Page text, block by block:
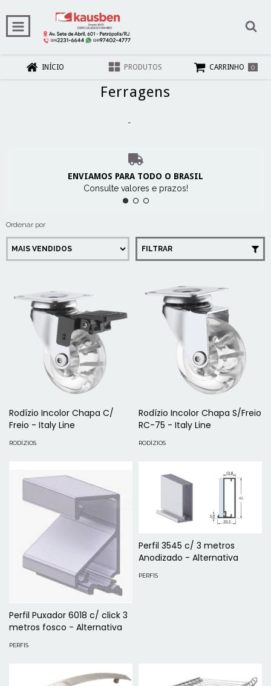
INÍCIO PRODUTOS CARRINHO 0
Ferragens
-
ENVIAMOS PARA TODO O BRASIL
Consulte valores e prazos!
Ordenar por
FILTRAR
Rodízio Incolor Chapa C/
Freio - Italy Line
RODÍZIOS
Rodízio Incolor Chapa S/Freio
RC-75 - Italy Line
RODÍZIOS
Perfil Puxador 6018 c/ click 3
metros fosco - Alternativa
PERFIS
Perfil 3545 c/ 3 metros
Anodizado - Alternativa
PERFIS